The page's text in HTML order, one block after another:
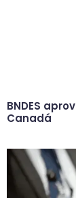
BNDES
Canadá